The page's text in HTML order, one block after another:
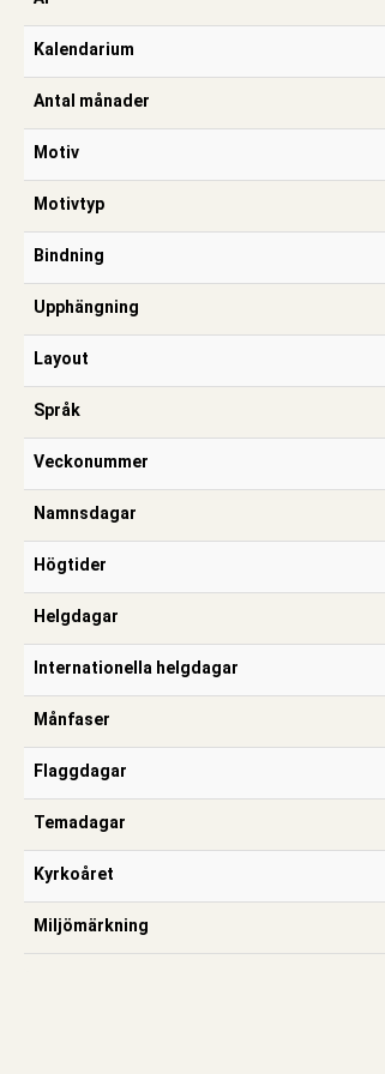
Kalendarium
Antal månader
Motiv
Motivtyp
Bindning
Upphängning
Layout
Språk
Veckonummer
Namnsdagar
Högtider
Helgdagar
Internationella helgdagar
Månfaser
Flaggdagar
Temadagar
Kyrkoåret
Miljömärkning